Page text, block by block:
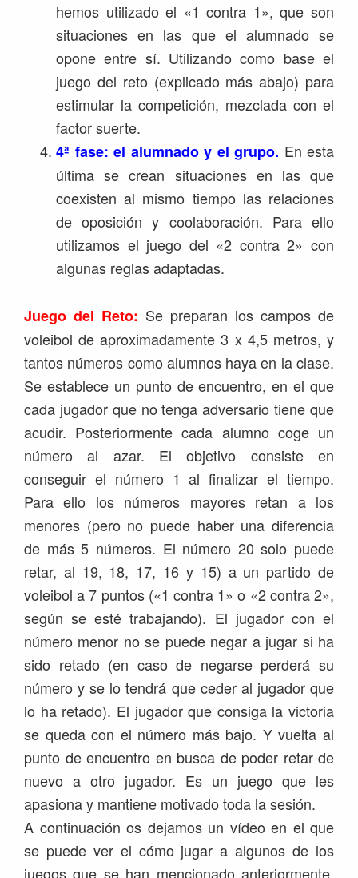
hemos utilizado el «1 contra 1», que son
situaciones en las que el alumnado se
opone entre sí. Utilizando como base el
juego del reto (explicado más abajo) para
estimular la competición, mezclada con el
factor suerte.
4ª fase: el alumnado y el grupo. En esta
última se crean situaciones en las que
coexisten al mismo tiempo las relaciones
de oposición y coolaboración. Para ello
utilizamos el juego del «2 contra 2» con
algunas reglas adaptadas.
Juego del Reto: Se preparan los campos de
voleibol de aproximadamente 3 x 4,5 metros, y
tantos números como alumnos haya en la clase.
Se establece un punto de encuentro, en el que
cada jugador que no tenga adversario tiene que
acudir. Posteriormente cada alumno coge un
número al azar. El objetivo consiste en
conseguir el número 1 al finalizar el tiempo.
Para ello los números mayores retan a los
menores (pero no puede haber una diferencia
de más 5 números. El número 20 solo puede
retar, al 19, 18, 17, 16 y 15) a un partido de
voleibol a 7 puntos («1 contra 1» o «2 contra 2»,
según se esté trabajando). El jugador con el
número menor no se puede negar a jugar si ha
sido retado (en caso de negarse perderá su
número y se lo tendrá que ceder al jugador que
lo ha retado). El jugador que consiga la victoria
se queda con el número más bajo. Y vuelta al
punto de encuentro en busca de poder retar de
nuevo a otro jugador. Es un juego que les
apasiona y mantiene motivado toda la sesión.
A continuación os dejamos un vídeo en el que
se puede ver el cómo jugar a algunos de los
juegos que se han mencionado anteriormente.